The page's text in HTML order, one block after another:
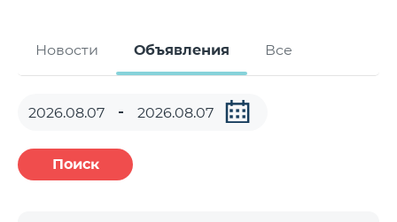
Новости Объявления Все
Поиск